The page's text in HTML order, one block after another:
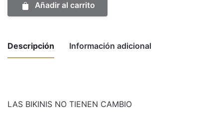
cantidad
Añadir al carrito
Descripción Información adicional
LAS BIKINIS NO TIENEN CAMBIO
Dimensions 50 × 30 × 10 cm